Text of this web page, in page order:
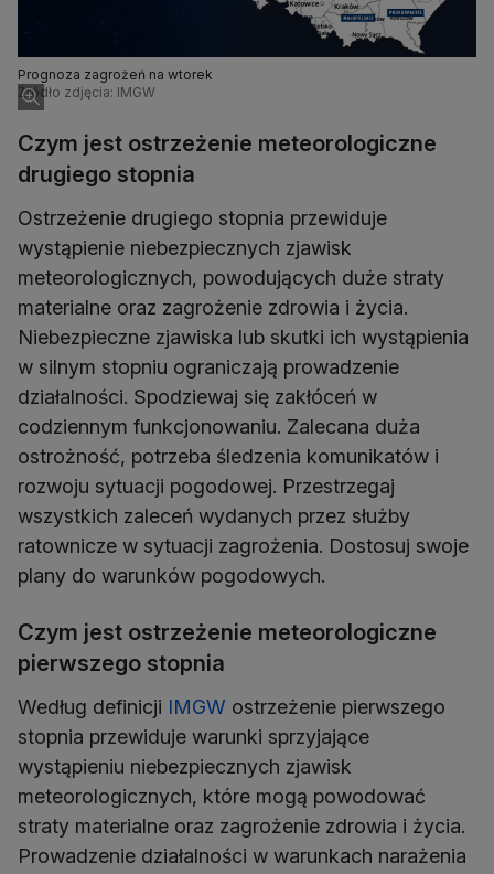
Prognoza zagrożeń na wtorek
Źródło zdjęcia: IMGW
Czym jest ostrzeżenie meteorologiczne
drugiego stopnia
Ostrzeżenie drugiego stopnia przewiduje
wystąpienie niebezpiecznych zjawisk
meteorologicznych, powodujących duże straty
materialne oraz zagrożenie zdrowia i życia.
Niebezpieczne zjawiska lub skutki ich wystąpienia
w silnym stopniu ograniczają prowadzenie
działalności. Spodziewaj się zakłóceń w
codziennym funkcjonowaniu. Zalecana duża
ostrożność, potrzeba śledzenia komunikatów i
rozwoju sytuacji pogodowej. Przestrzegaj
wszystkich zaleceń wydanych przez służby
ratownicze w sytuacji zagrożenia. Dostosuj swoje
Czym jest ostrzeżenie meteorologiczne
pierwszego stopnia
Według definicji IMGW ostrzeżenie pierwszego
stopnia przewiduje warunki sprzyjające
wystąpieniu niebezpiecznych zjawisk
meteorologicznych, które mogą powodować
straty materialne oraz zagrożenie zdrowia i życia.
Prowadzenie działalności w warunkach narażenia